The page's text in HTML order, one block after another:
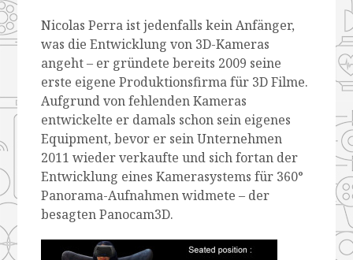
Nicolas Perra ist jedenfalls kein Anfänger,
was die Entwicklung von 3D-Kameras
angeht – er gründete bereits 2009 seine
erste eigene Produktionsfirma für 3D Filme.
Aufgrund von fehlenden Kameras
entwickelte er damals schon sein eigenes
Equipment, bevor er sein Unternehmen
2011 wieder verkaufte und sich fortan der
Entwicklung eines Kamerasystems für 360°
Panorama-Aufnahmen widmete – der
besagten Panocam3D.